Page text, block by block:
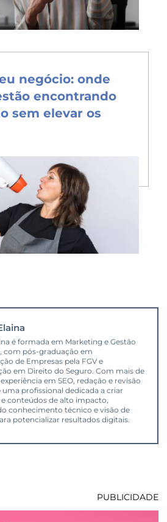
negócio: onde
encontrando
sem elevar os
é formada em Marketing e Gestão
com pós-graduação em
de Empresas pela FGV e
em Direito do Seguro. Com mais de
em SEO, redação e revisão
uma profissional dedicada a criar
conteúdos de alto impacto,
conhecimento técnico e visão de
potencializar resultados digitais.
PUBLICIDADE